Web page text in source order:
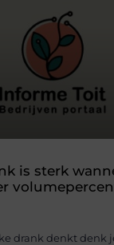
is sterk
drank denkt denk